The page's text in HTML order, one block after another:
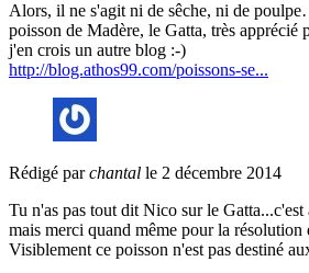
Alors, il ne s'agit ni de sêche, ni de
poisson de Madère, le Gatta, très apprécié
j'en crois un autre blog :-)
http://blog.athos99.com/poissons-se...
Rédigé parchantal le 2 décembre 2014
Tu n'as pas tout dit Nico sur le
mais merci quand même pour la résolution
Visiblement ce poisson n'est pas destiné